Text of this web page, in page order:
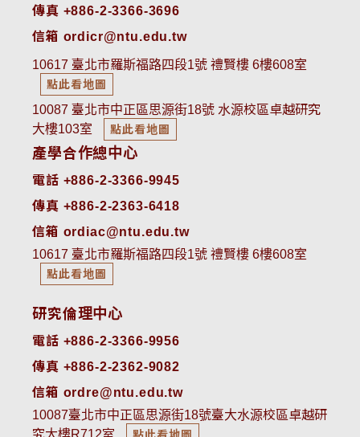
傳真 +886-2-3366-3696
信箱 ordicr@ntu.edu.tw
10617 臺北市羅斯福路四段1號 禮賢樓 6樓608室
點此看地圖
10087 臺北市中正區思源街18號 水源校區卓越研究
大樓103室
點此看地圖
產學合作總中心
電話 +886-2-3366-9945
傳真 +886-2-2363-6418
信箱 ordiac@ntu.edu.tw
10617 臺北市羅斯福路四段1號 禮賢樓 6樓608室
點此看地圖
研究倫理中心
電話 +886-2-3366-9956
傳真 +886-2-2362-9082
信箱 ordre@ntu.edu.tw
10087臺北市中正區思源街18號臺大水源校區卓越研
究大樓R712室
點此看地圖